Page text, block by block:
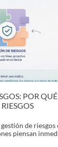
POR
de
piensan